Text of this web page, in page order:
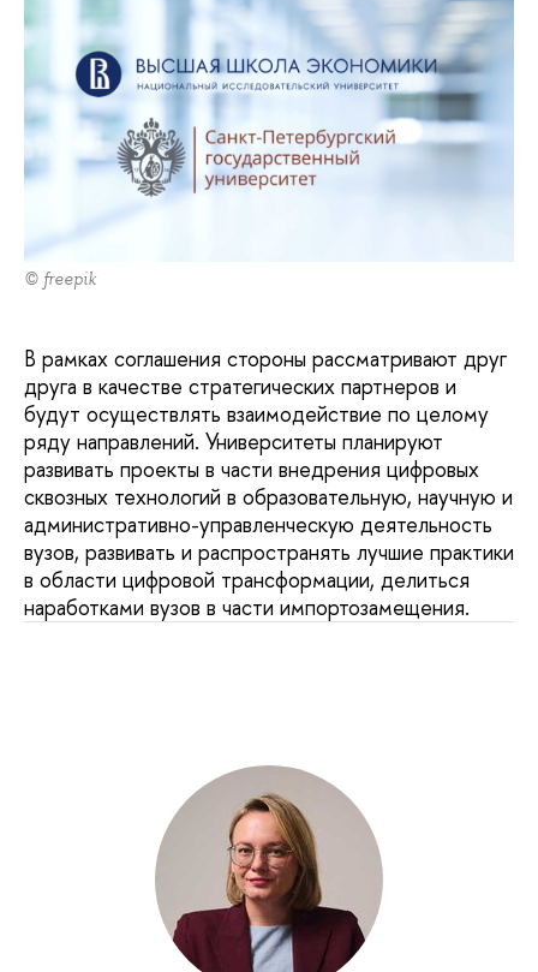
© freepik
В рамках соглашения стороны рассматривают друг
друга в качестве стратегических партнеров и
будут осуществлять взаимодействие по целому
ряду направлений. Университеты планируют
развивать проекты в части внедрения цифровых
сквозных технологий в образовательную, научную и
административно-управленческую деятельность
вузов, развивать и распространять лучшие практики
в области цифровой трансформации, делиться
наработками вузов в части импортозамещения.